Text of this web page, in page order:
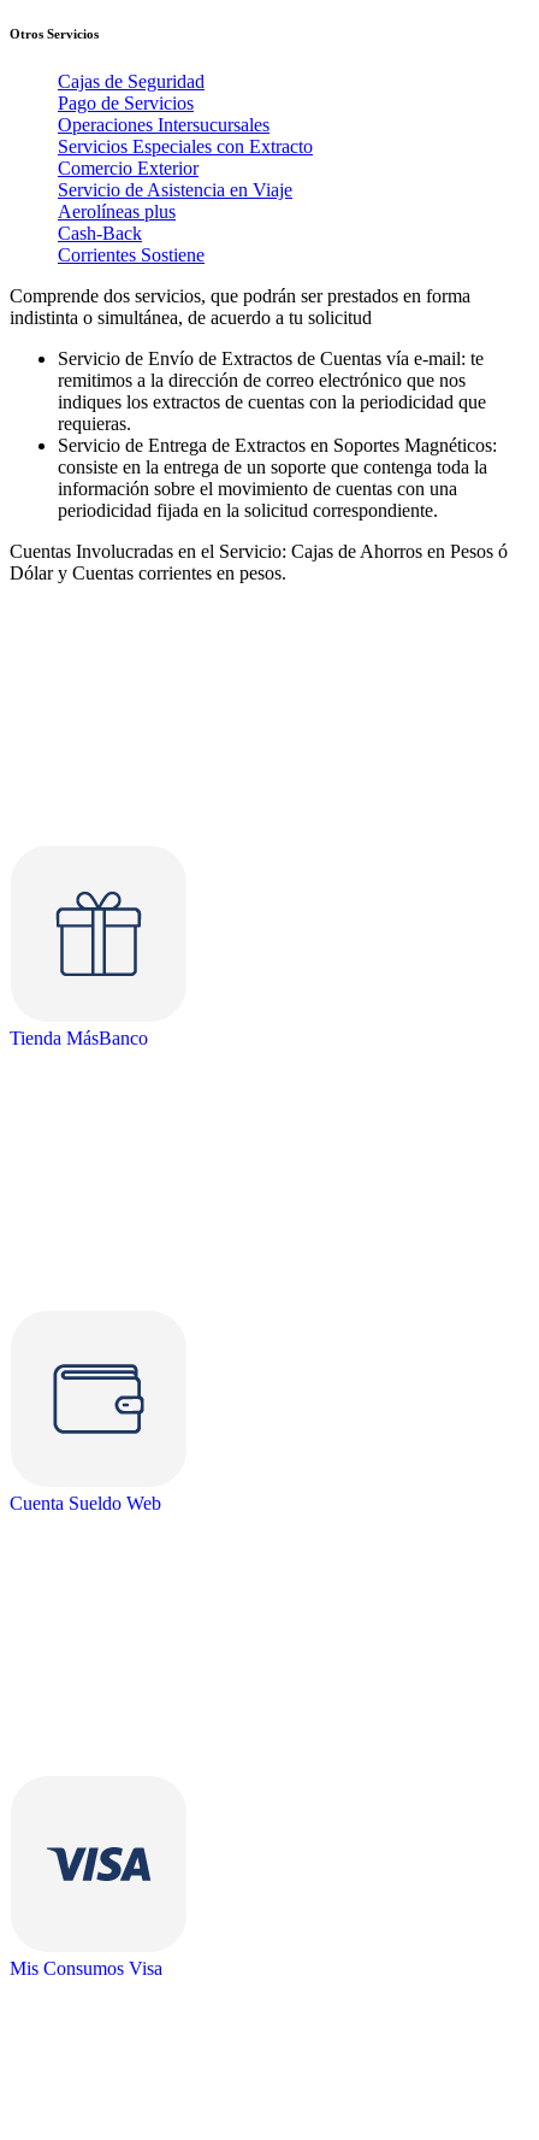
Otros Servicios
Cajas de Seguridad
Pago de Servicios
Operaciones Intersucursales
Servicios Especiales con Extracto
Comercio Exterior
Servicio de Asistencia en Viaje
Aerolíneas plus
Cash-Back
Corrientes Sostiene
Comprende dos servicios, que podrán ser prestados en forma
indistinta o simultánea, de acuerdo a tu solicitud
Servicio de Envío de Extractos de Cuentas vía e-mail: te
remitimos a la dirección de correo electrónico que nos
indiques los extractos de cuentas con la periodicidad que
requieras.
Servicio de Entrega de Extractos en Soportes Magnéticos:
consiste en la entrega de un soporte que contenga toda la
información sobre el movimiento de cuentas con una
periodicidad fijada en la solicitud correspondiente.
Cuentas Involucradas en el Servicio: Cajas de Ahorros en Pesos ó
Dólar y Cuentas corrientes en pesos.
Tienda MásBanco
Cuenta Sueldo Web
Mis Consumos Visa